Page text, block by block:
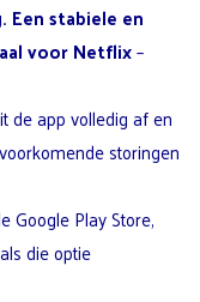
stabiele en
voor Netflix–
de app volledig af en
storingen
Google Play Store,
die optie